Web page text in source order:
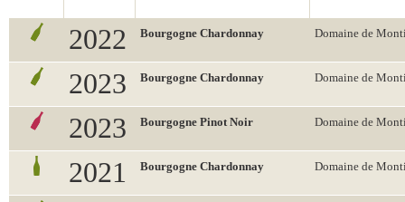
2022 Bourgogne Chardonnay Domaine de
2023 Bourgogne Chardonnay Domaine de
2023 Bourgogne Pinot Noir Domaine de
2021 Bourgogne Chardonnay Domaine de